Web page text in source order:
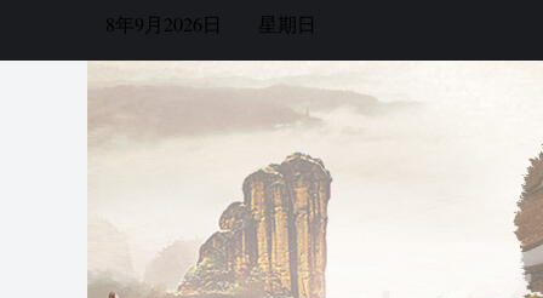
8年9月2026日 星期日